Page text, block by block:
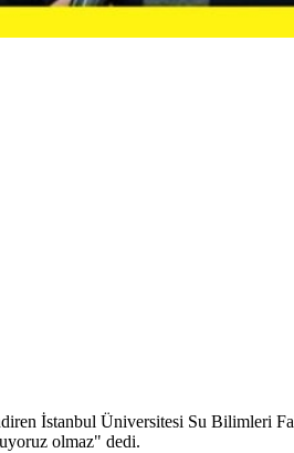
İstanbul Üniversitesi Su Bilimleri
olmaz" dedi.